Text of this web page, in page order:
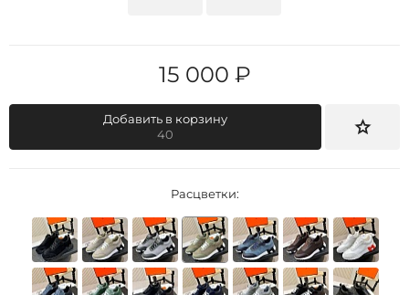
15 000 ₽
Добавить в корзину
40
Расцветки: